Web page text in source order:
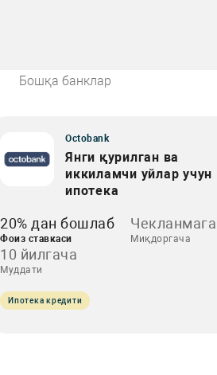
Бошқа банклар
Octobank
Янги қурилган ва
иккиламчи уйлар учун
ипотека
20% дан бошлаб
Фоиз ставкаси Миқдоргача
10 йилгача
Муддати
Ипотека кредити